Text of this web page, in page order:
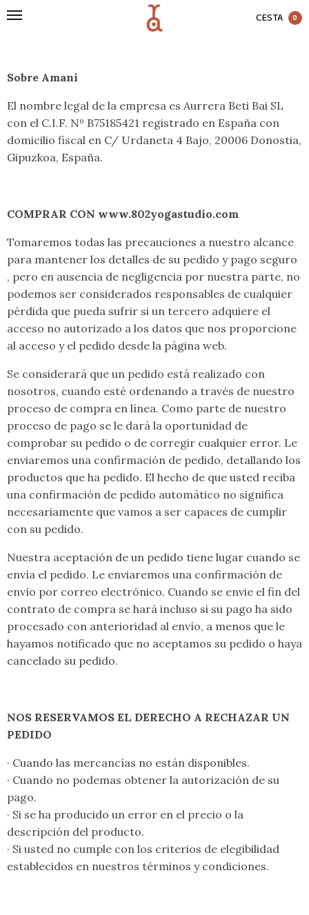
CESTA 0
Sobre Amani
El nombre legal de la empresa es Aurrera Beti Bai SL
con el C.I.F. Nº B75185421 registrado en España con
domicilio fiscal en C/ Urdaneta 4 Bajo, 20006 Donostia,
Gipuzkoa, España.
COMPRAR CON www.802yogastudio.com
Tomaremos todas las precauciones a nuestro alcance
para mantener los detalles de su pedido y pago seguro
, pero en ausencia de negligencia por nuestra parte, no
podemos ser considerados responsables de cualquier
pérdida que pueda sufrir si un tercero adquiere el
acceso no autorizado a los datos que nos proporcione
al acceso y el pedido desde la página web.
Se considerará que un pedido está realizado con
nosotros, cuando esté ordenando a través de nuestro
proceso de compra en línea. Como parte de nuestro
proceso de pago se le dará la oportunidad de
comprobar su pedido o de corregir cualquier error. Le
enviaremos una confirmación de pedido, detallando los
productos que ha pedido. El hecho de que usted reciba
una confirmación de pedido automático no significa
necesariamente que vamos a ser capaces de cumplir
con su pedido.
Nuestra aceptación de un pedido tiene lugar cuando se
envía el pedido. Le enviaremos una confirmación de
envío por correo electrónico. Cuando se envie el fin del
contrato de compra se hará incluso si su pago ha sido
procesado con anterioridad al envío, a menos que le
hayamos notificado que no aceptamos su pedido o haya
cancelado su pedido.
NOS RESERVAMOS EL DERECHO A RECHAZAR UN
PEDIDO
· Cuando las mercancías no están disponibles.
· Cuando no podemas obtener la autorización de su
pago.
· Si se ha producido un error en el precio o la
descripción del producto.
· Si usted no cumple con los criterios de elegibilidad
establecidos en nuestros términos y condiciones.